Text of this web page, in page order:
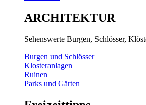
ARCHITEKTUR
Sehenswerte Burgen, Schlösser,
Burgen und Schlösser
Klosteranlagen
Ruinen
Parks und Gärten